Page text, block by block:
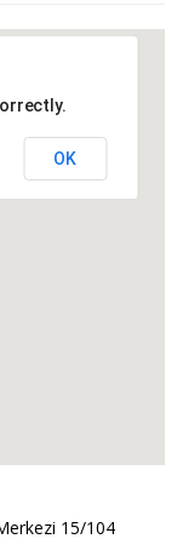
OK
15/104